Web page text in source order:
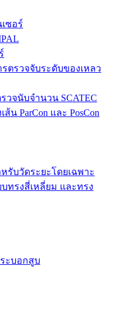
ซอร์
ตรวจจับระดับของเหลว
วจนับจำนวน SCATEC
น ParCon และ PosCon
รับวัดระยะโดยเฉพาะ
ทรงสี่เหลี่ยม และทรง
ะบอกสูบ